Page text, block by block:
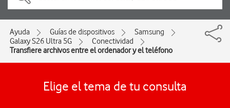
Ayuda Guías de dispositivos
Samsung
Galaxy S26 Ultra 5G
Conectividad
Transfiere archivos entre el ordenador y el teléfono
Elige el tema de tu consulta